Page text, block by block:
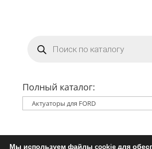
товаров
Полный каталог:
Мы используем файлы cookie для